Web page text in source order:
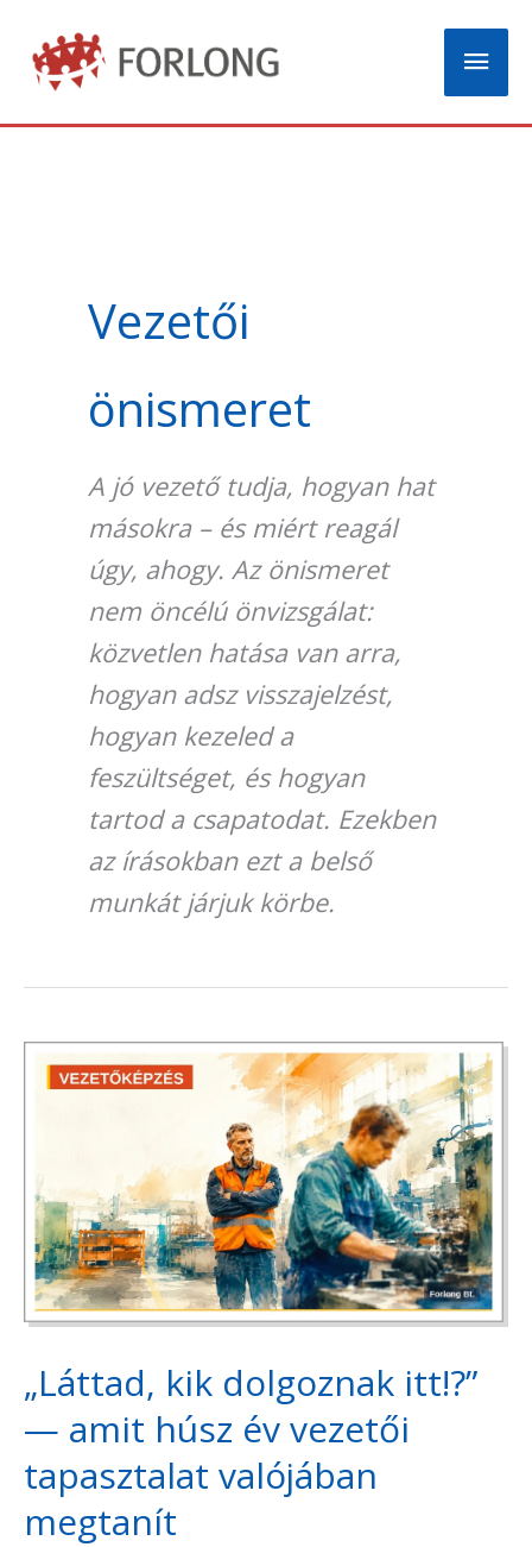
content
Main
Vezetői
önismeret
A jó vezető tudja, hogyan hat
másokra – és miért reagál
úgy, ahogy. Az önismeret
nem öncélú önvizsgálat:
közvetlen hatása van arra,
hogyan adsz visszajelzést,
hogyan kezeled a
feszültséget, és hogyan
tartod a csapatodat. Ezekben
az írásokban ezt a belső
munkát járjuk körbe.
„Láttad, kik dolgoznak itt!?”
— amit húsz év vezetői
tapasztalat valójában
megtanít
„Láttad,
kik
—
amit
húsz
év
vezetői
tapasztalat
valójában
megtanít